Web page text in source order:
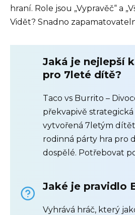
hraní. Role jsou „Vypravěč“ a
Vidět? Snadno
Jaká je nejlepší
pro 7leté dítě?
Taco vs Burrito –
překvapivě
vytvořená 7letým
rodinná párty hra pro
dospělé. Potřebovat
Jaké je pravidlo
Vyhrává hráč, který